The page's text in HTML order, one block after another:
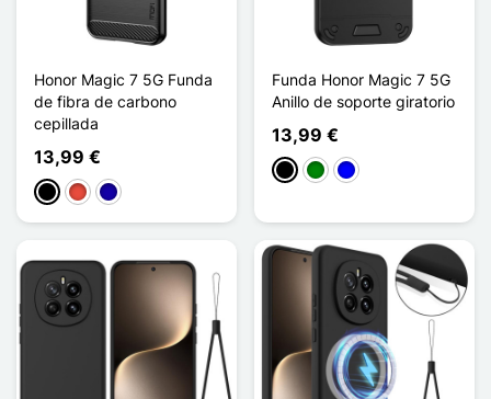
Honor Magic 7 5G Funda
de fibra de carbono
cepillada
13,99 €
NegroRojoAzul oscuro
Funda Honor Magic 7 5G
Anillo de soporte giratorio
13,99 €
NegroVerdeAzul